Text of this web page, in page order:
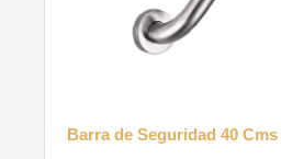
Barra de Seguridad 40 Cms